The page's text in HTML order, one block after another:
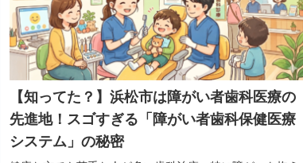
【知ってた？】浜松市は障がい者歯科医療の
先進地！スゴすぎる「障がい者歯科保健医療
システム」の秘密